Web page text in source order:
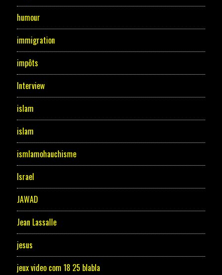
humour
immigration
impôts
Interview
islam
islam
ismlamohauchisme
Israel
JAWAD
Jean Lassalle
jesus
jeux video com 18 25 blabla